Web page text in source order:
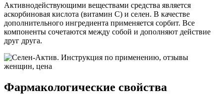
Активнодействующими веществами средства является
аскорбиновая кислота (витамин C) и селен. В качестве
дополнительного ингредиента применяется сорбит. Все
компоненты сочетаются между собой и дополняют действие
друг друга.
Фармакологические свойства